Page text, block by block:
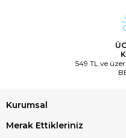
549 TL ve
Kurumsal
Merak Ettikleriniz